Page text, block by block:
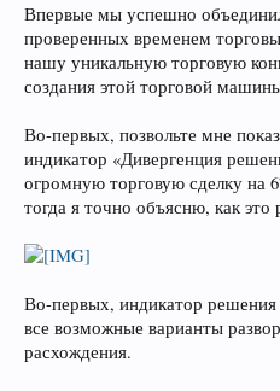
Впервые мы успешно
проверенных временем
нашу уникальную торговую
создания этой торговой
Во-первых, позвольте мне
индикатор «Дивергенция
огромную торговую сделку на
тогда я точно объясню, как это
Во-первых, индикатор
все возможные варианты
расхождения.